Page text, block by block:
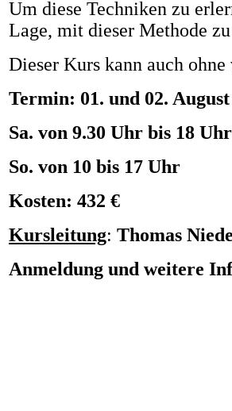
Um diese Techniken zu
Lage, mit dieser Methode
Dieser Kurs kann auch
Termin: 01. und 02. August
Sa. von 9.30 Uhr bis 18 Uhr
So. von 10 bis 17 Uhr
Kosten: 432 €
Kursleitung: Thomas
Anmeldung und weitere